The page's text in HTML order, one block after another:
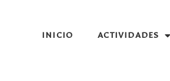
INICIO ACTIVIDADES